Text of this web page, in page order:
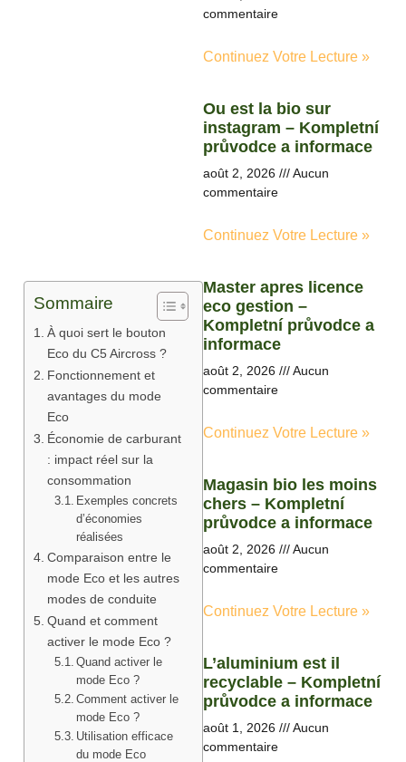
Sommaire
À quoi sert le bouton
Eco du C5 Aircross ?
Fonctionnement et
avantages du mode
Eco
Économie de carburant
: impact réel sur la
consommation
Exemples concrets
d’économies
réalisées
Comparaison entre le
mode Eco et les autres
modes de conduite
Quand et comment
activer le mode Eco ?
Quand activer le
mode Eco ?
Comment activer le
mode Eco ?
Utilisation efficace
du mode Eco
commentaire
Continuez Votre Lecture »
Ou est la bio sur
instagram – Kompletní
průvodce a informace
août 2, 2026
Aucun
commentaire
Continuez Votre Lecture »
Master apres licence
eco gestion –
Kompletní průvodce a
informace
août 2, 2026
Aucun
commentaire
Continuez Votre Lecture »
Magasin bio les moins
chers – Kompletní
průvodce a informace
août 2, 2026
Aucun
commentaire
Continuez Votre Lecture »
L’aluminium est il
recyclable – Kompletní
průvodce a informace
août 1, 2026
Aucun
commentaire